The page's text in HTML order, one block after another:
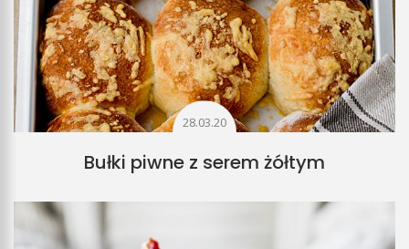
28.03.20
Bułki piwne z serem żółtym